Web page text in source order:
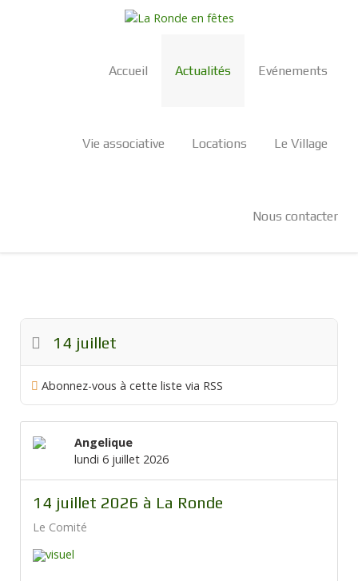
Accueil Actualités Evénements
Vie associative Locations Le Village
Nous contacter
14 juillet
Abonnez-vous à cette liste via RSS
Angelique
lundi 6 juillet 2026
14 juillet 2026 à La Ronde
Le Comité